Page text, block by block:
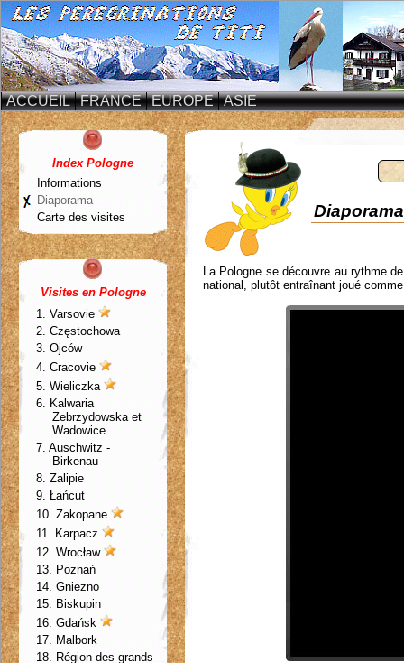
ACCUEIL FRANCE EUROPE ASIE
Index Pologne
Informations
Diaporama
Carte des visites
Visites en Pologne
1.Varsovie
2. Częstochowa
3. Ojców
4.Cracovie
5.Wieliczka
6. Kalwaria
Zebrzydowska et
Wadowice
7.Auschwitz -
Birkenau
8. Zalipie
9. Łańcut
10.Zakopane
11. Karpacz
12.Wrocław
13. Poznań
14. Gniezno
15. Biskupin
16.Gdańsk
17. Malbork
18. Région des grands
Diaporama
La Pologne se découvre au rythme
national, plutôt entraînant joué